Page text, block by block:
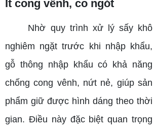
Ít cong vênh, co ngót
Nhờ quy trình xử lý sấy khô
nghiêm ngặt trước khi nhập khẩu,
gỗ thông nhập khẩu có khả năng
chống cong vênh, nứt nẻ, giúp sản
phẩm giữ được hình dáng theo thời
gian. Điều này đặc biệt quan trọng